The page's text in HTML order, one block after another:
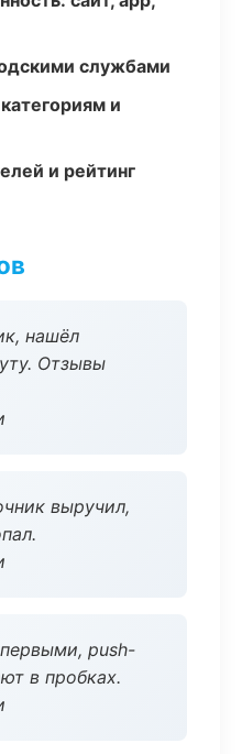
службами
и
и рейтинг
нашёл
Отзывы
выручил,
push-
в пробках.